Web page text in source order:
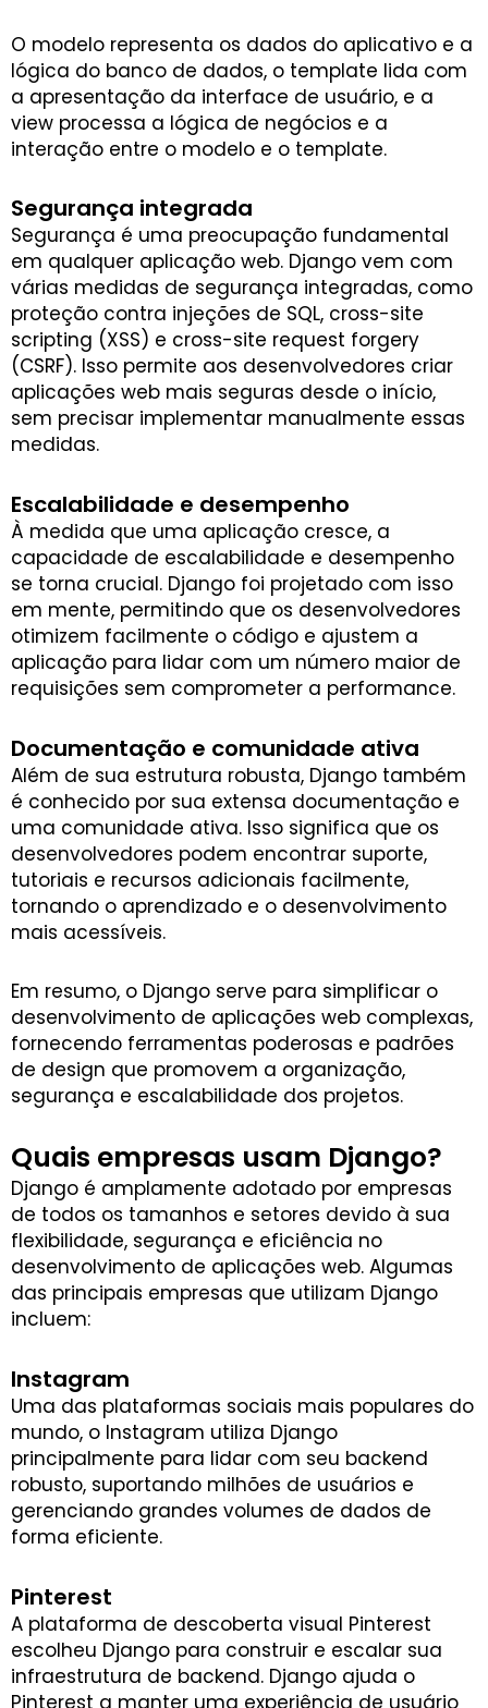
O modelo representa os dados do aplicativo e a
lógica do banco de dados, o template lida com
a apresentação da interface de usuário, e a
view processa a lógica de negócios e a
interação entre o modelo e o template.
Segurança integrada
Segurança é uma preocupação fundamental
em qualquer aplicação web. Django vem com
várias medidas de segurança integradas, como
proteção contra injeções de SQL, cross-site
scripting (XSS) e cross-site request forgery
(CSRF). Isso permite aos desenvolvedores criar
aplicações web mais seguras desde o início,
sem precisar implementar manualmente essas
medidas.
Escalabilidade e desempenho
À medida que uma aplicação cresce, a
capacidade de escalabilidade e desempenho
se torna crucial. Django foi projetado com isso
em mente, permitindo que os desenvolvedores
otimizem facilmente o código e ajustem a
aplicação para lidar com um número maior de
requisições sem comprometer a performance.
Documentação e comunidade ativa
Além de sua estrutura robusta, Django também
é conhecido por sua extensa documentação e
uma comunidade ativa. Isso significa que os
desenvolvedores podem encontrar suporte,
tutoriais e recursos adicionais facilmente,
tornando o aprendizado e o desenvolvimento
mais acessíveis.
Em resumo, o Django serve para simplificar o
desenvolvimento de aplicações web complexas,
fornecendo ferramentas poderosas e padrões
de design que promovem a organização,
segurança e escalabilidade dos projetos.
Quais empresas usam Django?
Django é amplamente adotado por empresas
de todos os tamanhos e setores devido à sua
flexibilidade, segurança e eficiência no
desenvolvimento de aplicações web. Algumas
das principais empresas que utilizam Django
incluem:
Instagram
Uma das plataformas sociais mais populares do
mundo, o Instagram utiliza Django
principalmente para lidar com seu backend
robusto, suportando milhões de usuários e
gerenciando grandes volumes de dados de
forma eficiente.
Pinterest
A plataforma de descoberta visual Pinterest
escolheu Django para construir e escalar sua
infraestrutura de backend. Django ajuda o
Pinterest a manter uma experiência de usuário